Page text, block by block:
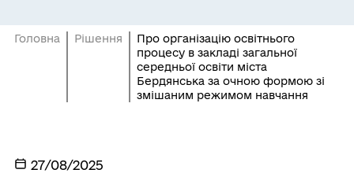
Головна Рішення
Про організацію освітнього
процесу в закладі загальної
середньої освіти міста
Бердянська за очною формою зі
змішаним режимом навчання
27/08/2025